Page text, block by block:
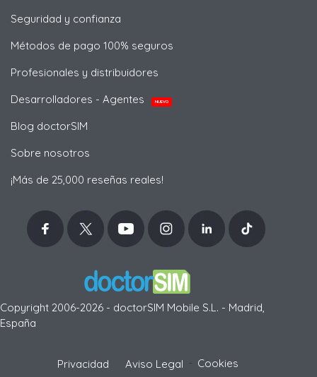
Seguridad y confianza
Métodos de pago 100% seguros
Profesionales y distribuidores
Desarrolladores - Agentes
NUEVO
Blog doctorSIM
Sobre nosotros
¡Más de 25,000 reseñas reales!
Copyright 2006-2026 - doctorSIM Mobile S.L. - Madrid,
España
Privacidad Aviso Legal Cookies